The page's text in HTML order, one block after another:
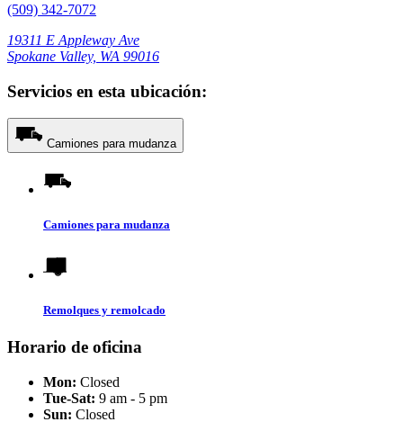
(509) 342-7072
19311 E Appleway Ave
Spokane Valley, WA 99016
Servicios en esta ubicación:
Camiones para mudanza
Camiones para mudanza
Remolques y remolcado
Horario de oficina
Mon: Closed
Tue-Sat: 9 am - 5 pm
Sun: Closed